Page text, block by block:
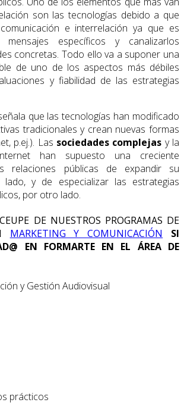
son las tecnologías debido a que
e interrelación ya que es
mensajes específicos y canalizarlos
concretas. Todo ello va a suponer una
de uno de los aspectos más débiles
y fiabilidad de las estrategias
que las tecnologías han modificado
tradicionales y crean nuevas formas
p.ej.). Las sociedades complejas y la
han supuesto una creciente
relaciones públicas de expandir su
y de especializar las estrategias
por otro lado.
DE NUESTROS PROGRAMAS DE
MARKETING Y COMUNICACIÓN
SI
EN FORMARTE EN EL ÁREA DE
y Gestión Audiovisual
prácticos